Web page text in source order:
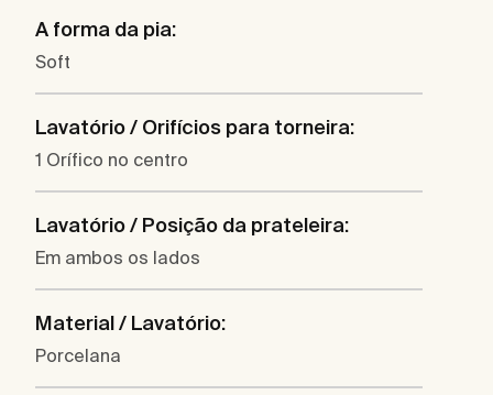
A forma da pia:
Soft
Lavatório / Orifícios para torneira:
1 Orífico no centro
Lavatório / Posição da prateleira:
Em ambos os lados
Material / Lavatório:
Porcelana